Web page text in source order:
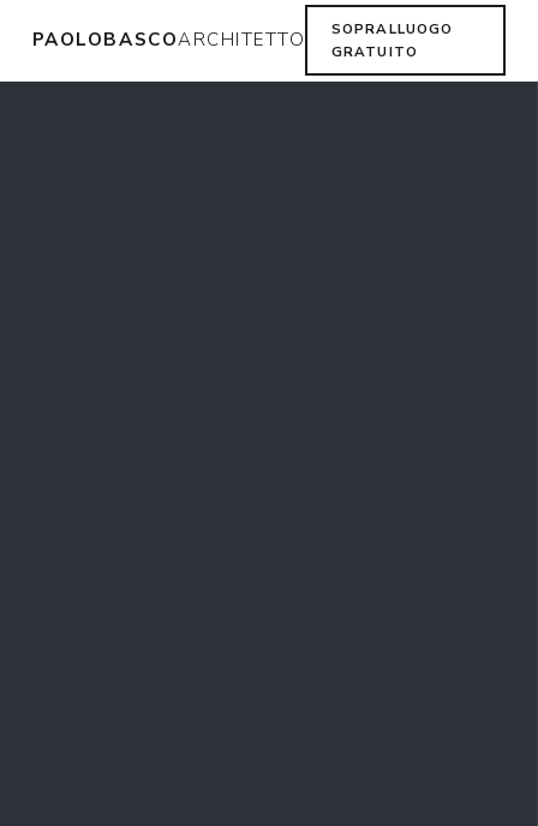
PAOLOBASCOARCHITETTO
SOPRALLUOGO
GRATUITO